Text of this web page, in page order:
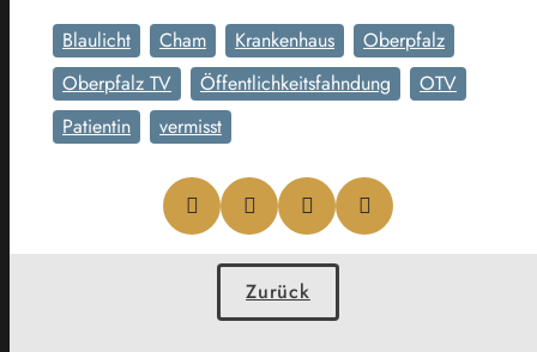
Blaulicht Cham Krankenhaus
Oberpfalz
Oberpfalz TV
Öffentlichkeitsfahndung
OTV
Patientin
vermisst
Zurück